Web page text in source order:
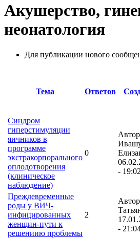
Акушерство,
неонатология
Для публикации нового
Тема Ответов
Синдром
гиперстимуляции
яичников в
программе
экстракорпорального
оплодотворения
(клиническое
наблюдение)
0
- 19:02
Преждевременные
роды у ВИЧ-
инфицированных
женщин-пути к
решениию проблемы
2
-